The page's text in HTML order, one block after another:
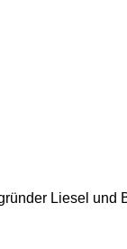
Liesel und